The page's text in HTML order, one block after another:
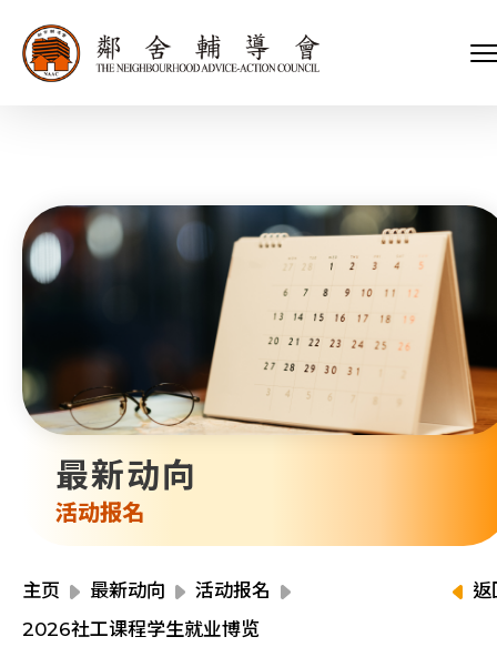
最新动向
活动报名
主页 最新动向
活动报名
2026社工课程学生就业博览
返
会长、副会长
执行委员会及总幹事
招标项目
关于我们
家庭及儿童福利服务
青少年服务
内地服务
教育服务
医疗衞生服务
社会企业
我们的服务
捐款方法
支持我们
新闻稿及媒体报导
活动报名
加入我们